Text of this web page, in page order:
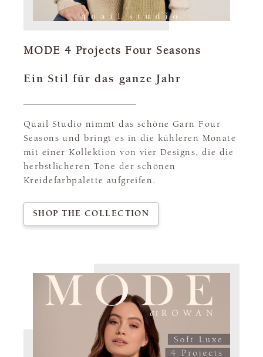
MODE 4 Projects Four Seasons
Ein Stil für das ganze Jahr
Quail Studio nimmt das schöne Garn Four
Seasons und bringt es in die kühleren Monate
mit einer Kollektion von vier Designs, die die
herbstlicheren Töne der schönen
Kreidefarbpalette aufgreifen.
SHOP THE COLLECTION